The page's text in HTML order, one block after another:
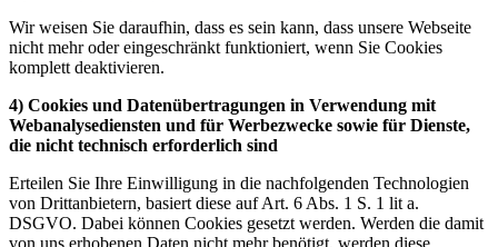
Wir weisen Sie daraufhin, dass es sein kann, dass unsere Webseite
nicht mehr oder eingeschränkt funktioniert, wenn Sie Cookies
komplett deaktivieren.
4) Cookies und Datenübertragungen in Verwendung mit
Webanalysediensten und für Werbezwecke sowie für Dienste,
die nicht technisch erforderlich sind
Erteilen Sie Ihre Einwilligung in die nachfolgenden Technologien
von Drittanbietern, basiert diese auf Art. 6 Abs. 1 S. 1 lit a.
DSGVO. Dabei können Cookies gesetzt werden. Werden die damit
von uns erhobenen Daten nicht mehr benötigt, werden diese